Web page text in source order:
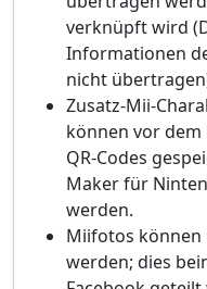
verknüpft wird
Informationen
nicht
Zusatz-Mii-
können vor dem
QR-Codes
Maker für
werden.
Miifotos können
werden; dies